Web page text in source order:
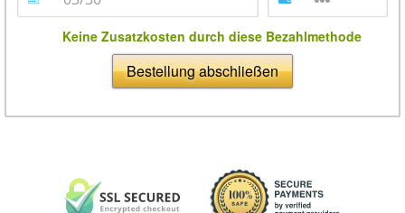
Keine Zusatzkosten durch diese Bezahlmethode
Bestellung abschließen